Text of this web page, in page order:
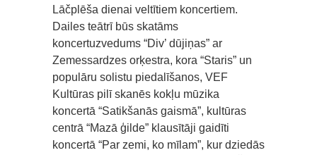
Lāčplēša dienai veltītiem koncertiem.
Dailes teātrī būs skatāms
koncertuzvedums “Div’ dūjiņas” ar
Zemessardzes orķestra, kora “Staris” un
populāru solistu piedalīšanos, VEF
Kultūras pilī skanēs kokļu mūzika
koncertā “Satikšanās gaismā”, kultūras
centrā “Mazā ģilde” klausītāji gaidīti
koncertā “Par zemi, ko mīlam”, kur dziedās